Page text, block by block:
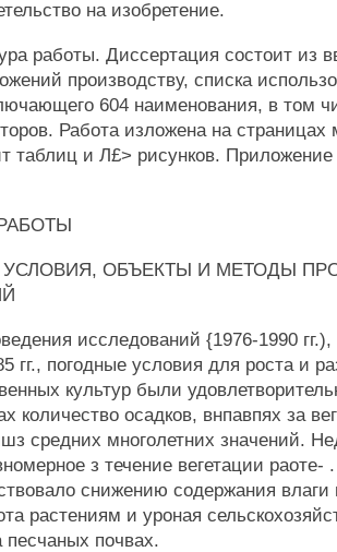
на изобретение.
работы. Диссертация состоит из
производству, списка
604 наименования, в том
Работа изложена на
таблиц и Л£> рисунков.
ОБЪЕКТЫ И МЕТОДЫ
исследований {1976-1990
гг., погодные условия для роста и
культур были
количество осадков, внпавпях за
средних многолетних значений.
з течение вегетации
снижению содержания влаги
растениям и уроная
песчаных почвах.